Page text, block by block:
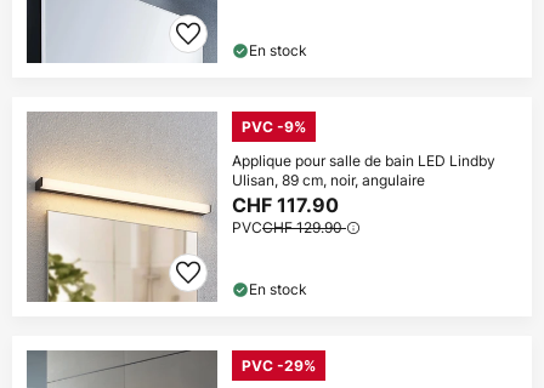
En stock
PVC -9%
Applique pour salle de bain LED Lindby
Ulisan, 89 cm, noir, angulaire
CHF 117.90
PVCCHF 129.90
En stock
PVC -29%